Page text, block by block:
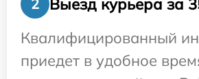
2
Выезд курьера за
Квалифицированный
приедет в удобное